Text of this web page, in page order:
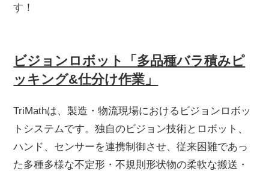
す！
ビジョンロボット「多品種バラ積みピ
ッキング&仕分け作業」
TriMathは、製造・物流現場におけるビジョンロボッ
トシステムです。独自のビジョン技術とロボット、
ハンド、センサーを連携制御させ、従来困難であっ
た多種多様な不定形・不規則形状物の柔軟な搬送・